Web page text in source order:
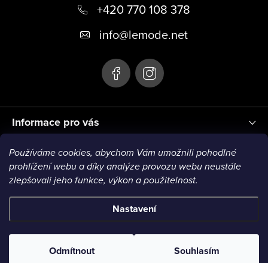
Používáme cookies, abychom Vám umožnili pohodlné
prohlížení webu a díky analýze provozu webu neustále
zlepšovali jeho funkce, výkon a použitelnost.
Nastavení
Odmítnout Souhlasím
Informace pro vás
+420 770 108 378
info@lemode.net
Blog
Copyright 2026Le Mode. Všechna práva vyhrazena.